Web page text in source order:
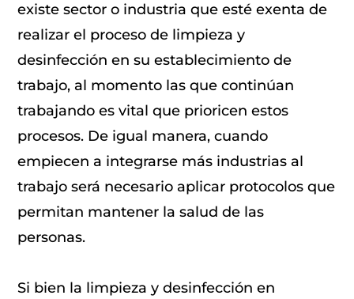
existe sector o industria que esté exenta de
realizar el proceso de limpieza y
desinfección en su establecimiento de
trabajo, al momento las que continúan
trabajando es vital que prioricen estos
procesos. De igual manera, cuando
empiecen a integrarse más industrias al
trabajo será necesario aplicar protocolos que
permitan mantener la salud de las
personas.
Si bien la limpieza y desinfección en